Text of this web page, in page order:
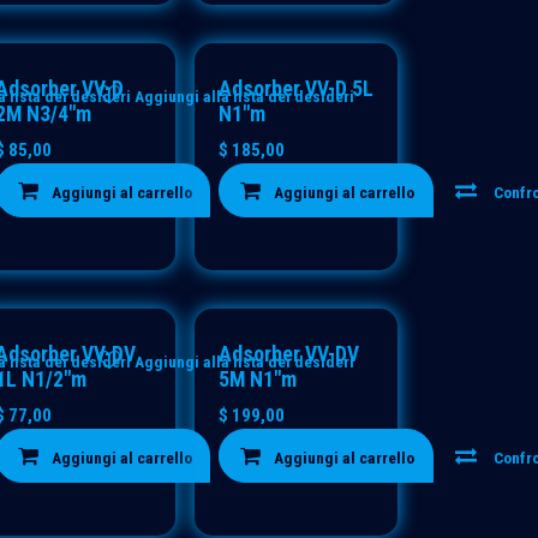
Confronta
VV-D
N3/4"m
85,00
Aggiungi al carrello Confronta
lista dei desideri
Adsorber VV-D 5L
N1"m
$ 185,00
Aggiungi al carrello
Aggiungi alla lista dei desideri
Confronta
VV-DV
N1/2"m
77,00
Aggiungi al carrello Confronta
lista dei desideri
Adsorber VV-DV
5M N1"m
$ 199,00
Aggiungi al carrello
Aggiungi alla lista dei desideri